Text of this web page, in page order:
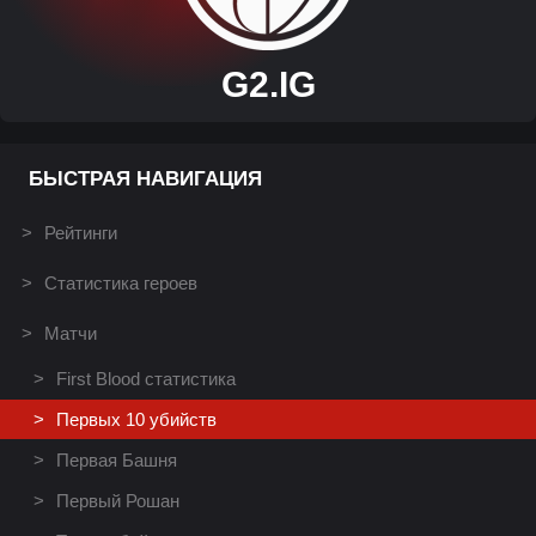
G2.IG
БЫСТРАЯ НАВИГАЦИЯ
Рейтинги
Статистика героев
Матчи
First Blood статистика
Первых 10 убийств
Первая Башня
Первый Рошан